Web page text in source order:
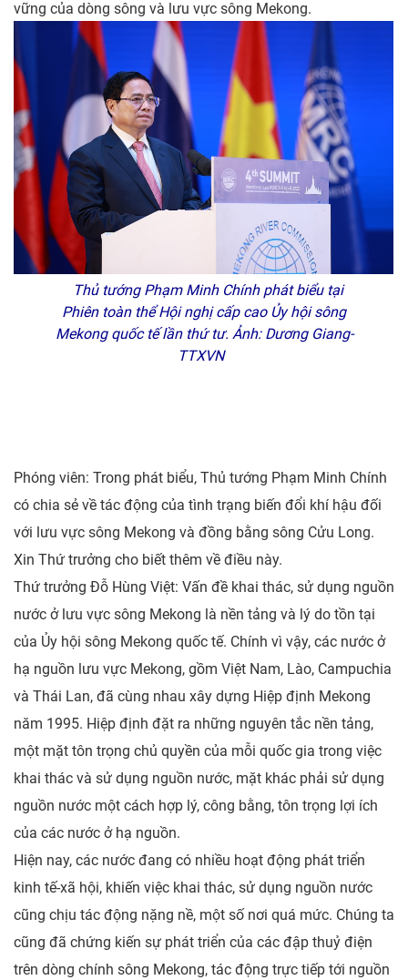
vững của dòng sông và lưu vực sông Mekong.
Thủ tướng Phạm Minh Chính phát biểu tại
Phiên toàn thể Hội nghị cấp cao Ủy hội sông
Mekong quốc tế lần thứ tư. Ảnh: Dương Giang-
TTXVN
Phóng viên: Trong phát biểu, Thủ tướng Phạm Minh Chính
có chia sẻ về tác động của tình trạng biến đổi khí hậu đối
với lưu vực sông Mekong và đồng bằng sông Cửu Long.
Xin Thứ trưởng cho biết thêm về điều này.
Thứ trưởng Đỗ Hùng Việt: Vấn đề khai thác, sử dụng nguồn
nước ở lưu vực sông Mekong là nền tảng và lý do tồn tại
của Ủy hội sông Mekong quốc tế. Chính vì vậy, các nước ở
hạ nguồn lưu vực Mekong, gồm Việt Nam, Lào, Campuchia
và Thái Lan, đã cùng nhau xây dựng Hiệp định Mekong
năm 1995. Hiệp định đặt ra những nguyên tắc nền tảng,
một mặt tôn trọng chủ quyền của mỗi quốc gia trong việc
khai thác và sử dụng nguồn nước, mặt khác phải sử dụng
nguồn nước một cách hợp lý, công bằng, tôn trọng lợi ích
của các nước ở hạ nguồn.
Hiện nay, các nước đang có nhiều hoạt động phát triển
kinh tế-xã hội, khiến việc khai thác, sử dụng nguồn nước
cũng chịu tác động nặng nề, một số nơi quá mức. Chúng ta
cũng đã chứng kiến sự phát triển của các đập thuỷ điện
trên dòng chính sông Mekong, tác động trực tiếp tới nguồn